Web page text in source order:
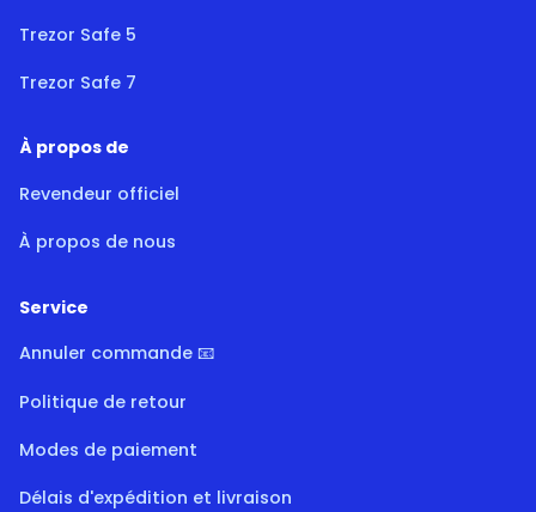
Trezor Safe 5
Trezor Safe 7
À propos de
Revendeur officiel
À propos de nous
Service
Annuler commande 📧
Politique de retour
Modes de paiement
Délais d'expédition et livraison